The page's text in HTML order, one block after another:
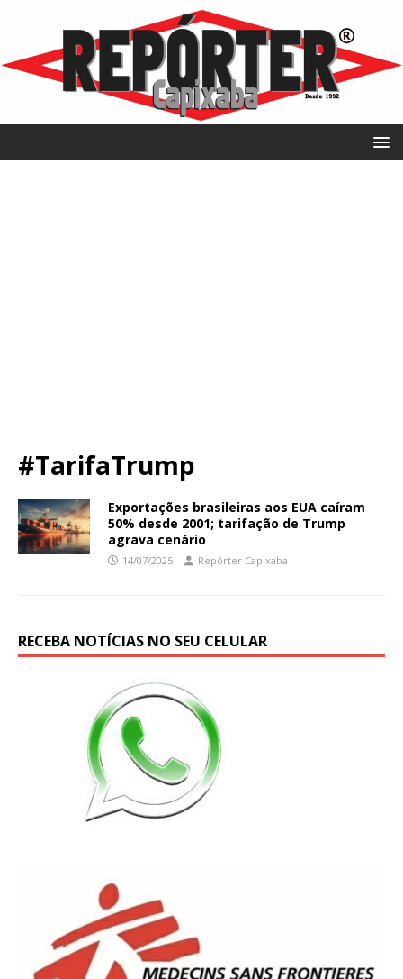
#TarifaTrump
Exportações brasileiras aos EUA caíram
50% desde 2001; tarifação de Trump
agrava cenário
14/07/2025 Repórter Capixaba
RECEBA NOTÍCIAS NO SEU CELULAR